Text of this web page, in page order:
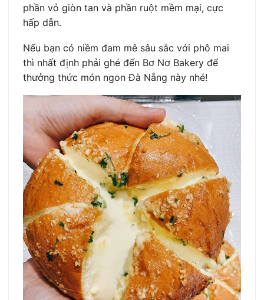
phần vỏ giòn tan và phần ruột mềm mại, cực
hấp dẫn.
Nếu bạn có niềm đam mê sâu sắc với phô mai
thì nhất định phải ghé đến Bơ Nơ Bakery để
thưởng thức món ngon Đà Nẵng này nhé!